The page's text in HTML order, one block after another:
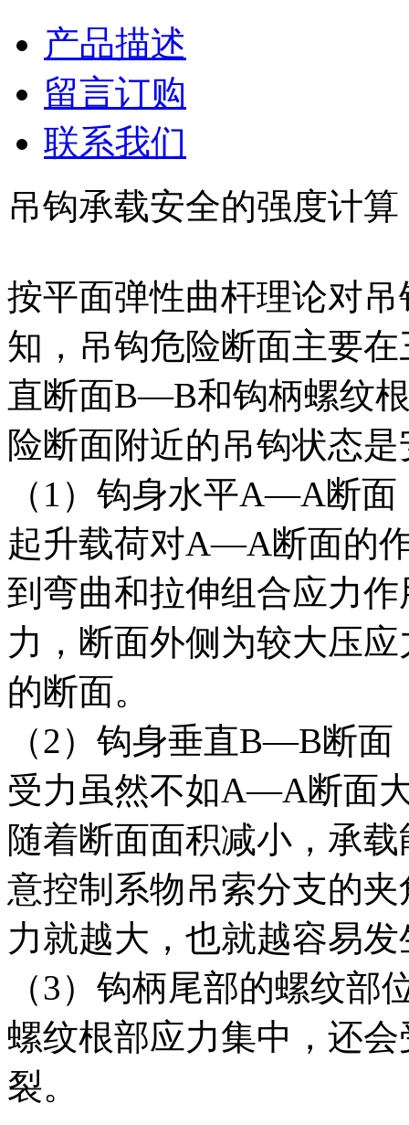
产品描述
留言订购
联系我们
吊钩承载安全的强度计算
按平面弹性曲杆理论对
知，吊钩危险断面主要
直断面B—B和钩柄螺纹
险断面附近的吊钩状态
（1）钩身水平A—A断面
起升载荷对A—A断面的
到弯曲和拉伸组合应力
力，断面外侧为较大压
的断面。
（2）钩身垂直B—B断面
受力虽然不如A—A断面
随着断面面积减小，承
意控制系物吊索分支的
力就越大，也就越容易
（3）钩柄尾部的螺纹部
螺纹根部应力集中，还
裂。